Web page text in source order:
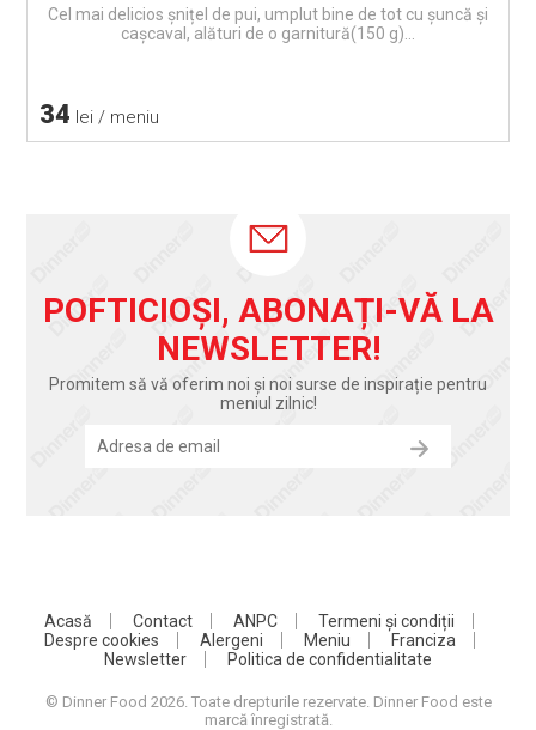
Cel mai delicios șnițel de pui, umplut bine de tot cu șuncă și
cașcaval, alături de o garnitură(150 g)...
34 lei / meniu
POFTICIOȘI, ABONAȚI-VĂ LA
NEWSLETTER!
Promitem să vă oferim noi și noi surse de inspirație pentru
meniul zilnic!
Acasă Contact ANPC
Termeni și condiții
Despre cookies
Alergeni Meniu
Franciza
Newsletter
Politica de confidentialitate
© Dinner Food 2026. Toate drepturile rezervate. Dinner Food este
marcă înregistrată.